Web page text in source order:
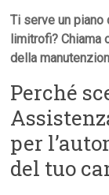
Ti serve un piano
limitrofi? Chiama
della
Perché
per
del tuo